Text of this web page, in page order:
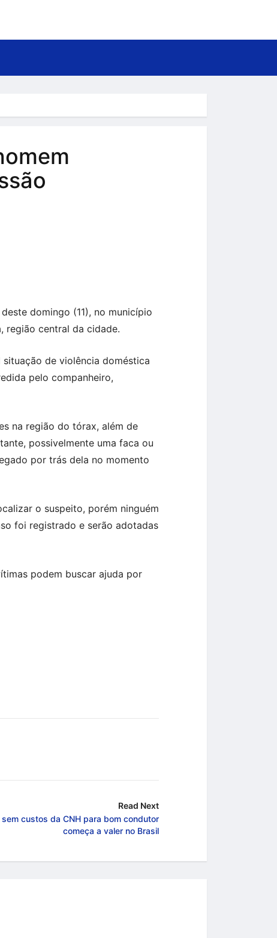
domingo (11), no município
região central da cidade.
de violência doméstica
pelo companheiro,
na região do tórax, além de
possivelmente uma faca ou
por trás dela no momento
o suspeito, porém ninguém
foi registrado e serão adotadas
podem buscar ajuda por
Read Next
custos da CNH para bom condutor
começa a valer no Brasil